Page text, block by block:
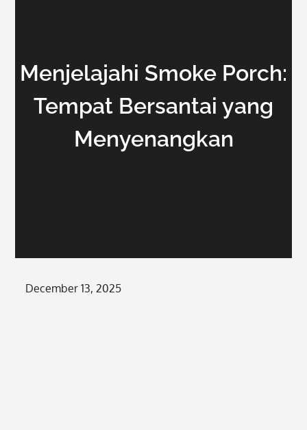
Menjelajahi Smoke Porch:
Tempat Bersantai yang
Menyenangkan
Posted
December 13, 2025